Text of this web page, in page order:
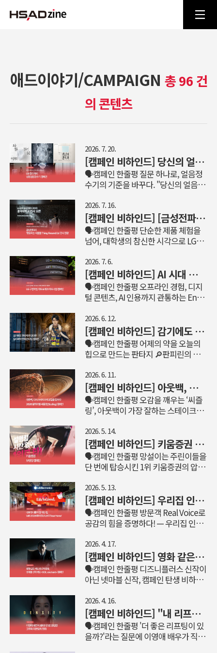
애드이야기/CAMPAIGN 총 96 건
의 콘텐츠
2026. 7. 20.
[캠페인 비하인드] 당신의 얼음정수기엔 냉동실이 있나요? LG 퓨리케어 냉동얼음정수기 캠페인
🗣️캠페인 한줄평 질문 하나로, 얼음정
수기의 기준을 바꾸다. "당신의 얼음정
함을 깨고, 얼음정수기 선택의 기준을
바꾼 캠페인. 🔎LG전자의 과제는? 기
술을 알리는 것이 아니라, 기준을 만드
는 것. 얼음정수기 시장에서 LG 퓨리케
어만이 가진 '국내 유일 얼음냉동보관'
기술을 소비자가 제대로 인식하도록 만
드는 것이 가장 큰 과제였습니다. 그동
안 시장에서는 얼음의 생성(제빙량)이
나 디자인, 편의 기능 등 다양한 요소가
구매 기준으로 작용해 왔지만, LG만이
가진 '냉동보관'이라는 차별점은 소비
자들에게 충분히 자리 잡지 못하고 있
었습니다. 이번 캠페인은 국내 유일 냉
동보관 얼음정수기라는 기술력의 우위
를 딛고 '얼음의 냉동보관 여부'가 얼음
2026. 7. 16.
[캠페인 비하인드] [금성전파사] 예술이 된 LG의 기술, 대학생의 시선으로 '피지컬 AI'를 그리다
🗣️캠페인 한줄평 단순한 제품 체험을
넘어, 대학생의 참신한 시각으로 LG전
LG전자의 과제는? “금성전파사를 LG
전자와 대학생이 문화예술로 소통하는
장(場)으로 만들고, 학생들이 직접 전시
테마를 기획하고 연출하는 과정에서
LG전자와 긍정적인 브랜드 유대감을
형성할 수 있는 『YG 문화 예술 협업 프
로젝트』를 기획해주세요.” 기존 제품
체험 공간이던 금성전파사는 작년 8월
부터 대학생 협업 전시를 진행하며 젊
은 세대와의 소통 가능성을 입증했습니
다. 이에 대학생과의 지속적 유대감을
위해 이번 프로젝트는 한 차원 진화된
협업 시스템으로 스케일업되었으며,
학생들이 제약 없이 상상력을 펼칠 수
있는 '최적의 캔버스'를 마련하는 것부
2026. 7. 6.
[캠페인 비하인드] AI 시대 글로벌 Full Stack 마케팅 캠페인은 어떨까? LG 구겐하임 아트 & 테크 파트너십 캠페인
🗣️캠페인 한줄평 오프라인 경험, 디지
털 콘텐츠, AI 인용까지 관통하는 End-
과제는? AI 검색 생태계 속에서, ‘알리
는 것’을 넘어 브랜드 자산을 ‘남기는
것’ LG와 세계적인 현대미술관 구겐하
임이 맺은 5년간의 장기 파트너십, ‘LG
구겐하임 아트 & 테크 파트너십’. 기술
을 활용해 혁신적인 예술 활동을 하는
작가를 매년 선정해 10만 달러의 상금
을 수여하는 ‘LG 구겐하임 어워드’부
터, LG의 이름을 달고 기술 기반 예술을
연구하는 전담 큐레이터 포지션 운영,
뉴욕 현지의 예술 애호가들을 대상으로
한 후원금 조성 행사(YCC Party)까지.
HSAD BX컨설팅팀은 이 거대한 글로벌
프로젝트의 연간 마스터플랜 수립부터
온·오프라인 브랜딩, 데이터 기..
2026. 6. 12.
[캠페인 비하인드] 감기에도 판타지가 있다면 | 동아제약 판피린 타임 캠페인
🗣️캠페인 한줄평 어제의 약을 오늘의
힙으로 만드는 판타지 🔎판피린의 과
랜드로 1961년 탄생 이후, 어느새 환갑
을 훌쩍 넘긴 판피린에게는 한 가지 고
민이 있었습니다. MZ 타깃에게 판피린
은 할머니·할아버지 세대가 선택하는
브랜드로 인식되고 있었다는 점입니
다. 이미 오래된 경쟁 브랜드들은 기존
화법에서 벗어나 MZ 타깃을 겨냥한 커
뮤니케이션을 확대하고 있었고 판피린
역시 박보영, 혜리, 고민시 등 모델 변화
를 통해 MZ 타깃과 본딩을 시도했습니
다. 그러나, MZ 타깃과 본딩은 기대만
큼 이어지지 않았고 오히려 60세 이상
기존 충성 고객의 이탈도 감지되기 시
작했습니다. 이런 상황 속에서 판피린
은 브랜드 탄생 60년 만에 신제품 을 출
2026. 6. 11.
[캠페인 비하인드] 아웃백, 다시 스테이크의 본질을 말하다: 2026 블랙라벨 씨즐링(Sizzling) 캠페인
🗣️캠페인 한줄평 오감을 깨우는 ‘씨즐
링’, 아웃백이 가장 잘하는 스테이크의
“스테이크하우스로서 아웃백의 위상
을 한 번 더 공고히 하고 싶습니다.” 지
난 2년간 아웃백은 탈(脫) 패밀리레스
토랑 기조 아래 ‘캐주얼 다이닝’이라는
새로운 포지셔닝을 시장에 안착시키
며, 브랜드 이미지 쇄신과 고객층 확장
이라는 유의미한 성과를 거두었습니
다. 이러한 성공적인 리브랜딩의 흐름
을 이어받아, 2026년 아웃백의 목표는
브랜드의 본질인 스테이크로 다시 돌아
가 스테이크하우스로서 위상을 강화하
는 것이었습니다. 이미 확보한 캐주얼
다이닝의 확장성은 유지하되, 아웃백
의 근간인 스테이크에 대한 본질적 신
뢰를 다시금 강력하게 구축하고자 하는
웃백 내부적..
2026. 5. 14.
[캠페인 비하인드] 키움증권 브랜딩 캠페인 | 설명할 시간 없어, 1위로 타!
🗣️캠페인 한줄평 망설이는 주린이들을
단 번에 탑승시킨 1위 키움증권의 압도
피 상승세로 투자자들의 관심이 고조되
던 시기, 국내 주식시장 점유율 1위인
키움증권의 리더십을 더욱 공고히 해달
라는 요청을 받았습니다. 단순한 인지
도 제고를 넘어, 잠재 투자자들에게 키
움증권을 '투자 플랫폼 선택의 명확한
기준점'으로 확실히 각인시키는 것이
핵심 과제였습니다. 🌟인사이트의 발
견! 핵심 타깃은 주식시장에 대한 관심
은 높지만, ‘지금 들어가도 될까?’를 고
입니다. 이들은 ‘나만 뒤처지는 건 아닐
까’ 하는 FOMO 속에서 길고 복잡한 설
명보다, 빠르게 신뢰할 수 있는 명확한
기준을 원하고 있었습니다. 이에 저희
2026. 5. 13.
[캠페인 비하인드] 우리집 인생 메이트 LG AI! WIS 2026에서 만난 LG의 ‘Dear Home’
🗣️캠페인 한줄평 방문객 Real Voice로
공감의 힘을 증명하다! — 우리집 인생
🔎LG의 과제는? “LG전자 LG
AI(Affectionate Intelligence) 공감지
능의 가치를 기반으로, 국내 고객의 라
이프스타일에서 체감할 수 있는 전시로
만들어주세요.” CES2026에서 LG전자
는 AI가 고객의 삶으로 들어가 고객을
위해 직접 행동하는 시대, ‘AI in
Action’의 시작을 선포했습니다. CES
가 글로벌 비전을 알리는 무대였다면,
월드IT쇼(WIS)는 국내 고객의 시선으
2026. 4. 17.
[캠페인 비하인드] 영화 같은 게임 광고의 등장, 넷마블 신작 게임 <SOL: enchant> 캠페인
🗣️캠페인 한줄평 디즈니플러스 신작이
아닌 넷마블 신작, 캠페인 탄생 비하인
는? “MMORPG 시장의 패러다임 시프
트, 리니지M을 넘어 MMORPG의 새로
운 대명사로 자리 잡고 싶습니다” 과제
를 살펴보기에 앞서, 게임을 자주 접하
지 않는 분들에게는 MMORPG 개념 자
2026. 4. 16.
[캠페인 비하인드] "내 리프팅도 더 나아질 수 있을까?" 하이엔드 리프팅의 정점, 2026 덴서티 캠페인
🗣️캠페인 한줄평 '더 좋은 리프팅이 있
을까?'라는 질문에 이영애 배우가 직접